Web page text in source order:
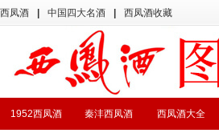
西凤酒 中国四大名酒 西凤酒收藏
西凤酒大全
秦沣西凤酒
1952西凤酒